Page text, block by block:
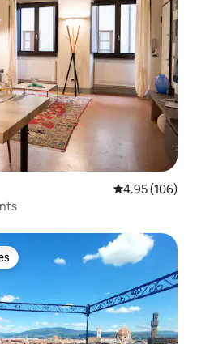
Calificación
4.95 (106)
huéspedes